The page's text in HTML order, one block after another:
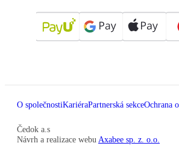
O společnostiKariéraPartnerská sekceOchrana
Čedok a.s
Návrh a realizace webu Axabee sp. z. o.o.